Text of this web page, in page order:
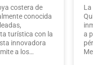
costera de
conocida
turística con la
innovadora
a los
La
a